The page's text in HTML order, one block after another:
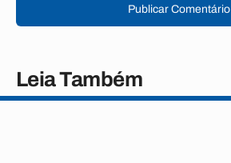
Publicar Comentário
Leia Também